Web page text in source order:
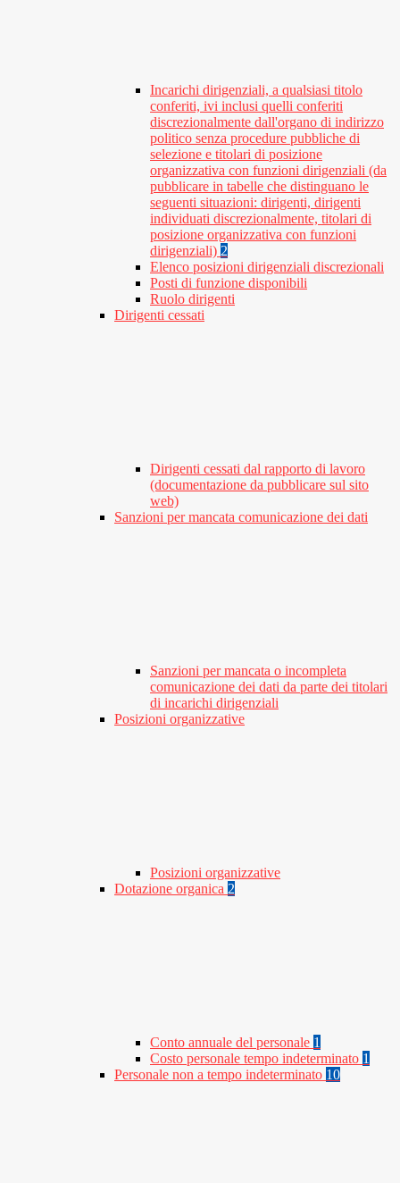
Incarichi dirigenziali, a qualsiasi titolo
conferiti, ivi inclusi quelli conferiti
discrezionalmente dall'organo di indirizzo
politico senza procedure pubbliche di
selezione e titolari di posizione
organizzativa con funzioni dirigenziali (da
pubblicare in tabelle che distinguano le
seguenti situazioni: dirigenti, dirigenti
individuati discrezionalmente, titolari di
posizione organizzativa con funzioni
dirigenziali) 2
Elenco posizioni dirigenziali discrezionali
Posti di funzione disponibili
Ruolo dirigenti
Dirigenti cessati
Dirigenti cessati dal rapporto di lavoro
(documentazione da pubblicare sul sito
web)
Sanzioni per mancata comunicazione dei dati
Sanzioni per mancata o incompleta
comunicazione dei dati da parte dei titolari
di incarichi dirigenziali
Posizioni organizzative
Posizioni organizzative
Dotazione organica 2
Conto annuale del personale 1
Costo personale tempo indeterminato 1
Personale non a tempo indeterminato 10